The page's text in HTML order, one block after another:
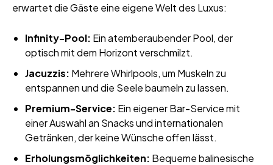
erwartet die Gäste eine eigene Welt des Luxus:
Infinity-Pool: Ein atemberaubender Pool, der
optisch mit dem Horizont verschmilzt.
Jacuzzis: Mehrere Whirlpools, um Muskeln zu
entspannen und die Seele baumeln zu lassen.
Premium-Service: Ein eigener Bar-Service mit
einer Auswahl an Snacks und internationalen
Getränken, der keine Wünsche offen lässt.
Erholungsmöglichkeiten: Bequeme balinesische